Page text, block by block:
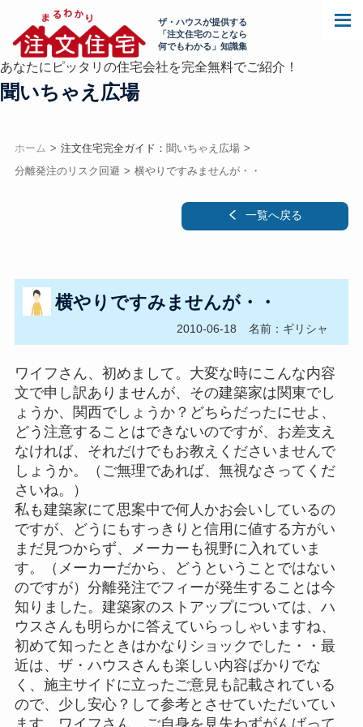
ザ・ハウスが提供する
「注文住宅のことなら
何でもわかる」知識集
あなたにピッタリの住宅会社を完全無料でご紹介！
聞いちゃえ広場
ホーム 注文住宅完全ガイド： 聞いちゃえ広場
分離発注のリスク回避
横やりですみませんが・・
一覧へ戻る
横やりですみませんが・・
2010-06-18 名前：ギリシャ
ワイフさん、初めまして。大変な時にこんな内容
文で申し訳ありませんが、その建築家は関東でし
ょうか、関西でしょうか？どちらだったにせよ、
どう注意することはできないのですが、お差支え
なければ、それだけでもお教えくださいませんで
しょうか。（ご無理であれば、無視なさってくだ
さいね。）
私も建築家にて思案中で何人かお会いしているの
ですが、どうにもすっきりと信用に値する方がい
まだ見つからず、メーカーも視野に入れていま
す。（メーカーだから、どうということではない
のですが）分離発注でフィーが発生することは今
知りました。建築家のストアップについては、ハ
ウスさんも明らかに答えていらっしゃいますね、
初めて知ったときはかなりショックでした・・最
近は、ザ・ハウスさんも楽しい内容ばかりでな
く、施主サイドに立ったご意見も記載されている
ので、少し安心？して参考とさせていただいてい
ます。ワイフさん、ご自身を見失わずがんばって